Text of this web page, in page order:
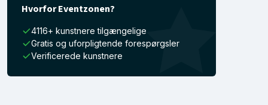
Hvorfor Eventzonen?
4116+ kunstnere tilgængelige
Gratis og uforpligtende forespørgsler
Verificerede kunstnere